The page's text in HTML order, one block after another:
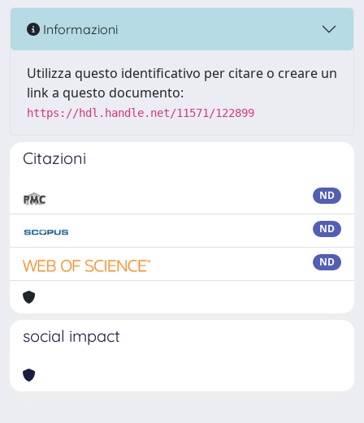
Informazioni
Utilizza questo identificativo per citare o creare un
link a questo documento:
https://hdl.handle.net/11571/122899
Citazioni
ND
ND
ND
social impact